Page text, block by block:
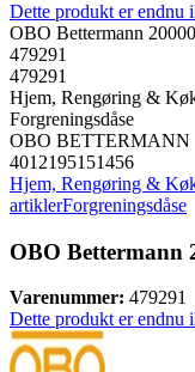
Dette produkt er endnu
OBO Bettermann
479291
479291
Hjem, Rengøring &
Forgreningsdåse
OBO BETTERMANN
4012195151456
Hjem, Rengøring &
artiklerForgreningsdåse
OBO Bettermann
Varenummer: 479291
Dette produkt er endnu